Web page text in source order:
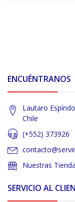
ENCUÉNTRANOS
Lautaro
Chile
(+552) 373926
Nuestras
SERVICIO AL